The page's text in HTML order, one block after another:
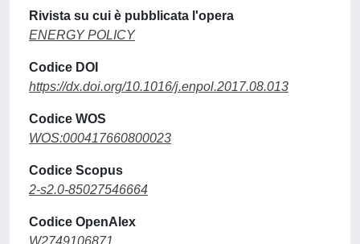
Rivista su cui è pubblicata l'opera
ENERGY POLICY
Codice DOI
https://dx.doi.org/10.1016/j.enpol.2017.08.013
Codice WOS
WOS:000417660800023
Codice Scopus
2-s2.0-85027546664
Codice OpenAlex
W2749106871